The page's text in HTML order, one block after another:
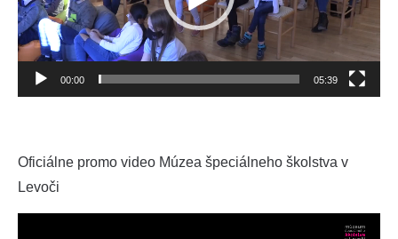
00:00 05:39
Oficiálne promo video Múzea špeciálneho školstva v
Levoči